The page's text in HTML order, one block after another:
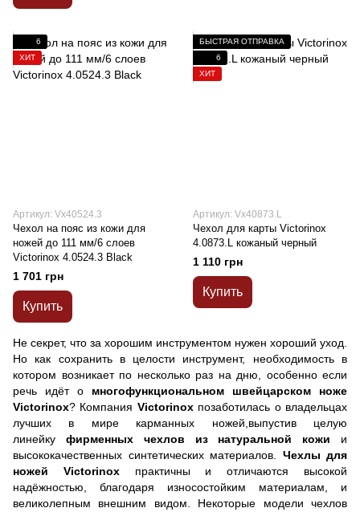
6
ХИТ
Артикул: Vx40524.3
Чехол на пояс из кожи для
ножей до 111 мм/6 слоев
Victorinox 4.0524.3 Black
1 701 грн
Купить
БЫСТРАЯ ОТПРАВКА
6
ХИТ
Артикул: Vx40873.L
Чехол для карты Victorinox
4.0873.L кожаный черный
1 110 грн
Купить
Не секрет, что за хорошим инструментом нужен хороший уход.
Но как сохранить в целости инструмент, необходимость в
котором возникает по несколько раз на дню, особенно если
речь идёт о многофункциональном швейцарском ноже
Victorinox? Компания Victorinoxпозаботилась о владельцах
лучших в мире карманных ножей,выпустив целую
линейку фирменных чехлов из натуральной кожи и
высококачественных синтетических материалов. Чехлы для
ножей Victorinoxпрактичны и отличаются высокой
надёжностью, благодаря износостойким материалам, и
великолепным внешним видом. Некоторые модели чехлов